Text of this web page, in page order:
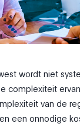
wordt niet
complexiteit
van de
een onnodige